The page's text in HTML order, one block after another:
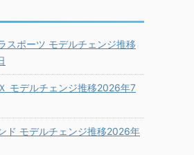
スポーツ モデルチェンジ推移
モデルチェンジ推移2026年7
ド モデルチェンジ推移2026年